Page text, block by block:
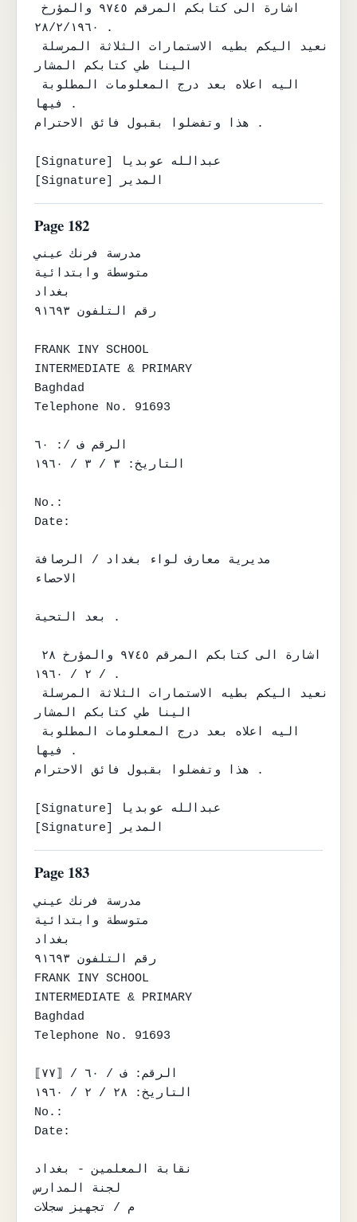
اشارة الى كتابكم المرقم ٩٧٤٥ والمؤرخ
٢٨/٢/١٩٦٠ .
الينا طي كتابكم المشار
فيها .
هذا وتفضلوا بقبول فائق الاحترام .
[Signature] عبدالله عوبديا
[Signature] المدير
Page 182
مدرسة فرنك عيني
متوسطة وابتدائية
بغداد
رقم التلفون ٩١٦٩٣
FRANK INY SCHOOL
INTERMEDIATE & PRIMARY
Baghdad
Telephone No. 91693
الرقم ف /: ٦٠
التاريخ: ٣ / ٣ / ١٩٦٠
No.:
Date:
مديرية معارف لواء بغداد / الرصافة
الاحصاء
بعد التحية .
/ ٢ / ١٩٦٠ .
الينا طي كتابكم المشار
فيها .
هذا وتفضلوا بقبول فائق الاحترام .
[Signature] عبدالله عوبديا
[Signature] المدير
Page 183
مدرسة فرنك عيني
متوسطة وابتدائية
بغداد
رقم التلفون ٩١٦٩٣
FRANK INY SCHOOL
INTERMEDIATE & PRIMARY
Baghdad
Telephone No. 91693
الرقم: ف / ٦٠ / ⟦٧٧⟧
التاريخ: ٢٨ / ٢ / ١٩٦٠
No.:
Date:
نقابة المعلمين - بغداد
لجنة المدارس
م / تجهيز سجلات